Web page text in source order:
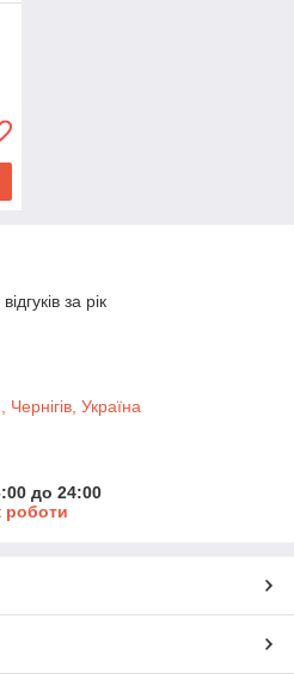
за рік
Україна
до 24:00
роботи